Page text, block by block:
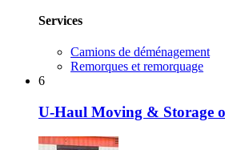
Services
Camions de déménagement
Remorques et remorquage
6
U-Haul Moving & Storage